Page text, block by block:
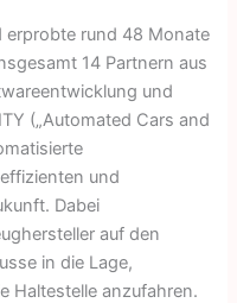
erprobte rund 48 Monate
14 Partnern aus
und
(„Automated Cars and
und
Dabei
auf den
in die Lage,
Haltestelle anzufahren.